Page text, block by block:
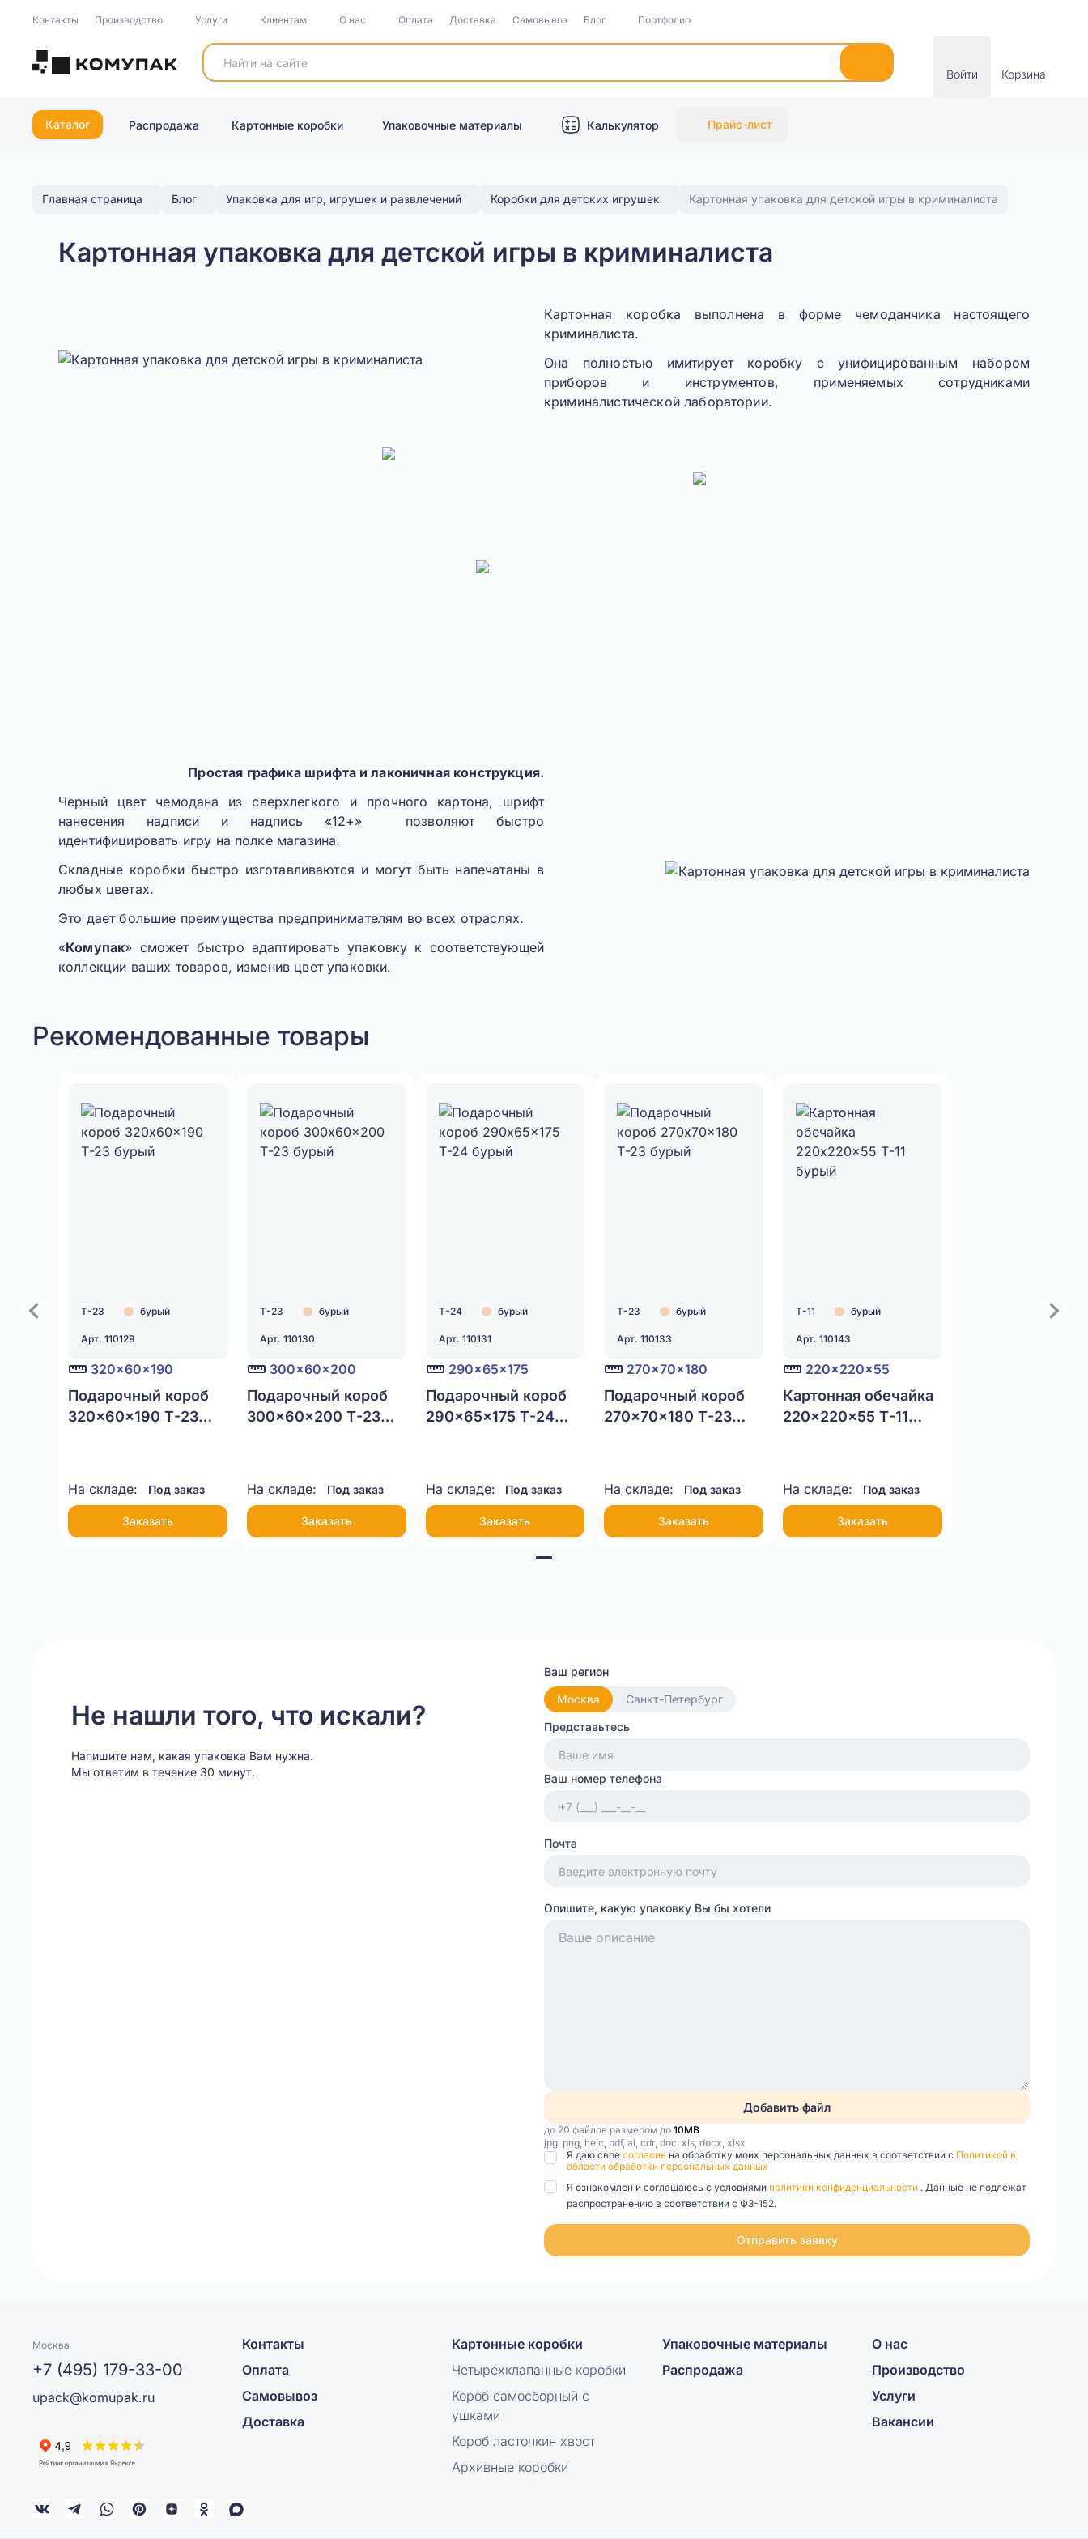
Контакты Производство Услуги Клиентам О нас Оплата Доставка Самовывоз Блог Портфолио
Войти Корзина
Каталог Распродажа Картонные коробки Упаковочные материалы Калькулятор Прайс-лист
Главная страница Блог Упаковка для игр, игрушек и развлечений Коробки для детских игрушек Картонная упаковка для детской игры в криминалиста
Картонная упаковка для детской игры в криминалиста
Картонная коробка выполнена в форме чемоданчика настоящего
криминалиста.
Она полностью имитирует коробку с унифицированным набором
приборов и инструментов, применяемых сотрудниками
криминалистической лаборатории.
Простая графика шрифта и лаконичная конструкция.
Черный цвет чемодана из сверхлегкого и прочного картона, шрифт
нанесения надписи и надпись «12+» позволяют быстро
идентифицировать игру на полке магазина.
Складные коробки быстро изготавливаются и могут быть напечатаны в
любых цветах.
Это дает большие преимущества предпринимателям во всех отраслях.
«Комупак» сможет быстро адаптировать упаковку к соответствующей
коллекции ваших товаров, изменив цвет упаковки.
Рекомендованные товары
Т-23 бурый
Арт. 110129
320x60x190
Подарочный короб
320x60x190 Т-23
На складе: Под заказ
Заказать
Т-23 бурый
Арт. 110130
300x60x200
Подарочный короб
300x60x200 Т-23
На складе: Под заказ
Заказать
Т-24 бурый
Арт. 110131
290x65x175
Подарочный короб
290x65x175 Т-24
На складе: Под заказ
Заказать
Т-23 бурый
Арт. 110133
270x70x180
Подарочный короб
270x70x180 Т-23
На складе: Под заказ
Заказать
Т-11 бурый
Арт. 110143
220x220x55
Картонная обечайка
220x220x55 Т-11
На складе: Под заказ
Заказать
Не нашли того, что искали?
Напишите нам, какая упаковка Вам нужна.
Мы ответим в течение 30 минут.
Ваш регион
Москва
Санкт-Петербург
Представьтесь
Ваш номер телефона
Почта
Опишите, какую упаковку Вы бы хотели
Добавить файл
до 20 файлов размером до 10MB
jpg, png, heic, pdf, ai, cdr, doc, xls, docx, xlsx
Я даю свое согласие на обработку моих персональных данных в соответствии с Политикой в
области обработки персональных данных
Я ознакомлен и соглашаюсь с условиями политики конфиденциальности . Данные не подлежат
распространению в соответствии с ФЗ-152.
Отправить заявку
Москва
+7 (495) 179-33-00
upack@komupak.ru
Контакты
Оплата
Самовывоз
Доставка
Картонные коробки
Четырехклапанные коробки
Короб самосборный с
ушками
Короб ласточкин хвост
Архивные коробки
Упаковочные материалы
Распродажа
О нас
Производство
Услуги
Вакансии